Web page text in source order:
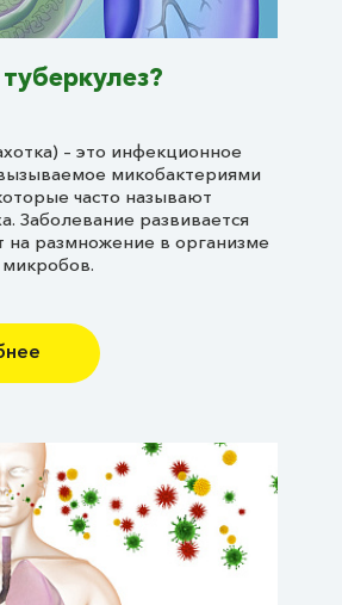
– это инфекционное
микобактериями
часто называют
Заболевание развивается
на размножение в организме
микробов.